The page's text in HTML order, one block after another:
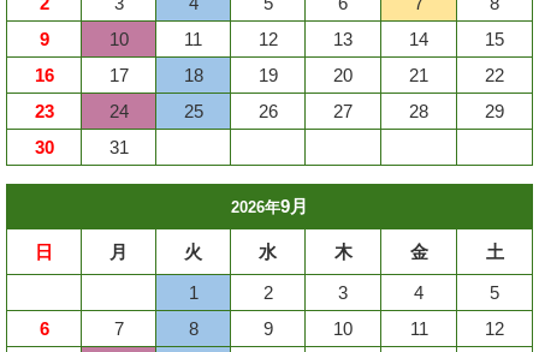
9
10 11 12 13 14
15
16
17 18 19 20 21
22
23
24 25 26 27 28
29
30
31
2026年9月
日 月 火 水 木 金
土
1
2 3 4
5
6
7 8 9 10 11
12